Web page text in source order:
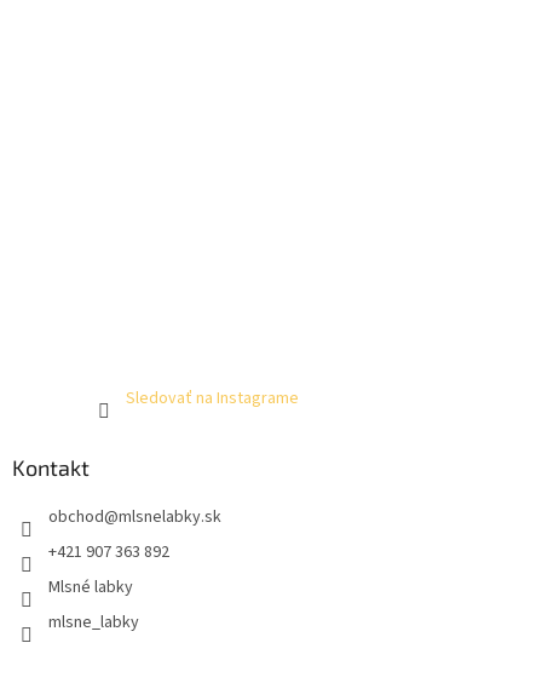
Sledovať na Instagrame
Kontakt
obchod@mlsnelabky.sk
+421 907 363 892
Mlsné labky
mlsne_labky